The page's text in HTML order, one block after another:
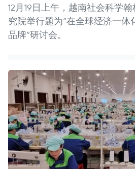
12月19日上午，越南社会科学
究院举行题为“在全球经济一体
品牌”研讨会。